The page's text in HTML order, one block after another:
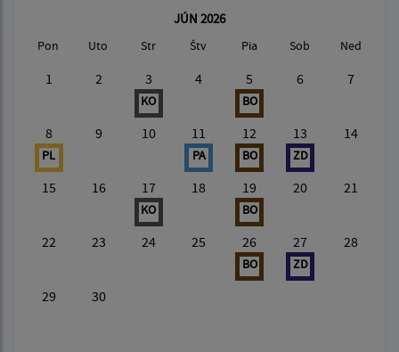
JÚN 2026
Pon Uto Str Štv Pia Sob Ned
1 2 3
KO
4 5
BO
6 7
8
PL
9 10 11
PA
12
BO
13
ZD
14
15 16 17
KO
18 19
BO
20 21
22 23 24 25 26
BO
27
ZD
28
29 30